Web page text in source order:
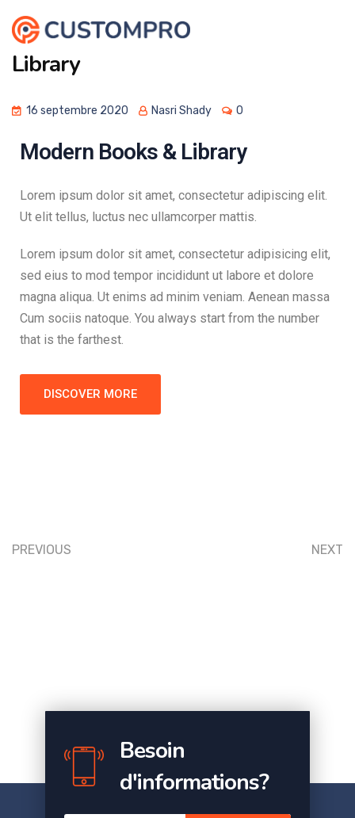
Library
16 septembre 2020 Nasri Shady 0
Modern Books & Library
Lorem ipsum dolor sit amet, consectetur adipiscing elit.
Ut elit tellus, luctus nec ullamcorper mattis.
Lorem ipsum dolor sit amet, consectetur adipisicing elit,
sed eius to mod tempor incididunt ut labore et dolore
magna aliqua. Ut enims ad minim veniam. Aenean massa
Cum sociis natoque. You always start from the number
that is the farthest.
DISCOVER MORE
PREVIOUS NEXT
Besoin
d'informations?